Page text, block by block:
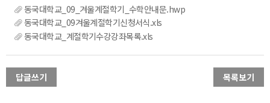
동국대학교_09_겨울계절학기_수학안내문.hwp
동국대학교_09겨울계절학기신청서식.xls
동국대학교_계절학기수강강좌목록.xls
답글쓰기 목록보기